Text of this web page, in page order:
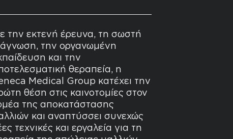
την εκτενή έρευνα, τη σωστή
την οργανωμένη
και την
θεραπεία, η
Medical Group κατέχει την
θέση στις καινοτομίες στον
της αποκατάστασης
και αναπτύσσει συνεχώς
τεχνικές και εργαλεία για τη